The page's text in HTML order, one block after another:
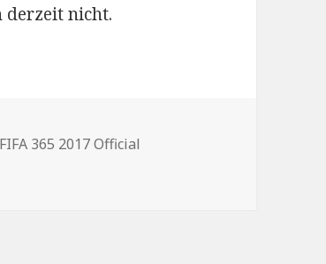
nicht.
FIFA 365 2017 Official